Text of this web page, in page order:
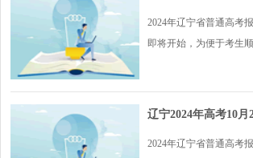
2024年辽宁省普通高考
即将开始，为便于考生
辽宁2024年高考10月
2024年辽宁省普通高考